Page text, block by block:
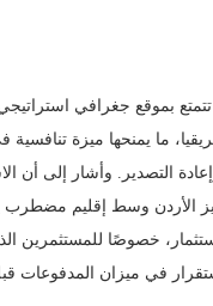
بموقع جغرافي
ما يمنحها ميزة
التصدير. وأشار إلى أن
الأردن وسط إقليم مضطرب
خصوصًا للمستثمرين
في ميزان المدفوعات